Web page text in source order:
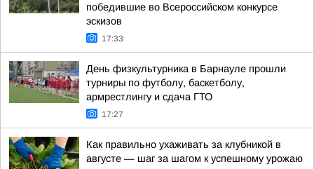
победившие во Всероссийском конкурсе
эскизов
17:33
День физкультурника в Барнауле прошли
турниры по футболу, баскетболу,
армрестлингу и сдача ГТО
17:27
Как правильно ухаживать за клубникой в
августе — шаг за шагом к успешному урожаю